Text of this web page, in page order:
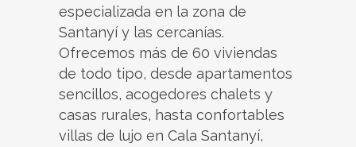
especializada en la zona de
Santanyí y las cercanías.
Ofrecemos más de 60 viviendas
de todo tipo, desde apartamentos
sencillos, acogedores chalets y
casas rurales, hasta confortables
villas de lujo en Cala Santanyí,